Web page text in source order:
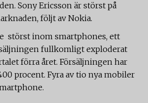
Sony Ericsson är störst på
följt av Nokia.
störst inom smartphones, ett
fullkomligt exploderat
förra året. Försäljningen har
procent. Fyra av tio nya mobiler